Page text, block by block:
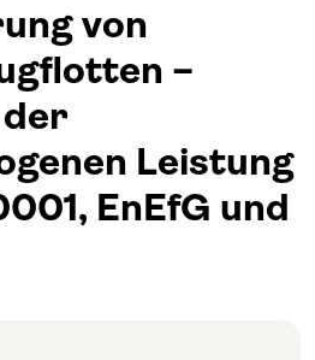
von
–
Leistung
EnEfG und